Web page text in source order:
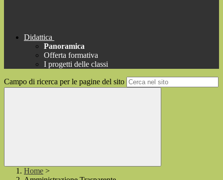
Didattica
Panoramica
Offerta formativa
I progetti delle classi
Campo di ricerca per le pagine del sito
Home >